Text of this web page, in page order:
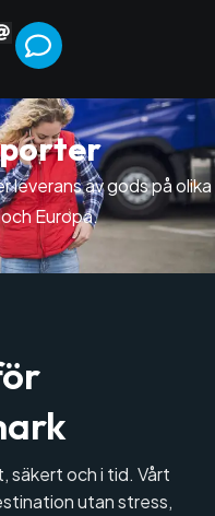
porter
leverans av gods på olika
Europa.
säkert och i tid. Vårt
utan stress,